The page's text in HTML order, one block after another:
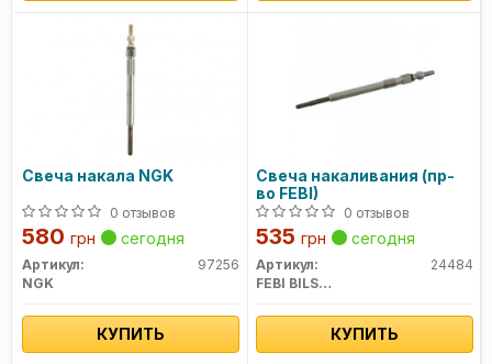
Свеча накала NGK
0 отзывов
580 грн сегодня
Артикул:
97256
NGK
КУПИТЬ
Свеча накаливания (пр-
во FEBI)
0 отзывов
535 грн сегодня
Артикул:
24484
FEBI BILSTEIN
КУПИТЬ